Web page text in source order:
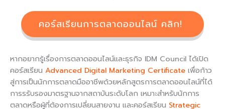
คอร์สเรียนการตลาดออนไลน์ คลิก!
หากอยากรู้เรื่องการตลาดออนไลน์และธุรกิจ IDM Council ได้เปิด
คอร์สเรียน Advanced Digital Marketing Certificate เพื่อก้าว
สู่การเป็นนักการตลาดมืออาชีพด้วยหลักสูตรการตลาดออนไลน์ที่ได้
การรรับรองมาตรฐานจากสถาบันระดับโลก เหมาะสำหรับนักการ
ตลาดหรือผู้ที่ต้องการเปลี่ยนสายงาน และคอร์สเรียน Strategic